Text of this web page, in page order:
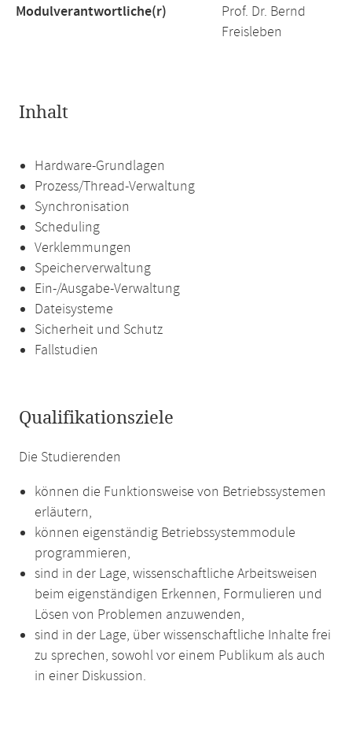
Modulverantwortliche(r)
Prof. Dr. Bernd
Freisleben
Inhalt
Hardware-Grundlagen
Prozess/Thread-Verwaltung
Synchronisation
Scheduling
Verklemmungen
Speicherverwaltung
Ein-/Ausgabe-Verwaltung
Dateisysteme
Sicherheit und Schutz
Fallstudien
Qualifikationsziele
Die Studierenden
können die Funktionsweise von Betriebssystemen
erläutern,
können eigenständig Betriebssystemmodule
programmieren,
sind in der Lage, wissenschaftliche Arbeitsweisen
beim eigenständigen Erkennen, Formulieren und
Lösen von Problemen anzuwenden,
sind in der Lage, über wissenschaftliche Inhalte frei
zu sprechen, sowohl vor einem Publikum als auch
in einer Diskussion.